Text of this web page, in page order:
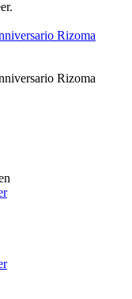
Rizoma
Rizoma